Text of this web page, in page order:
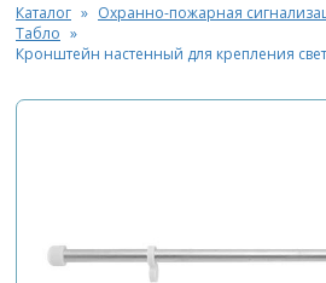
Каталог Охранно-пожарная
Табло
Кронштейн настенный для крепления